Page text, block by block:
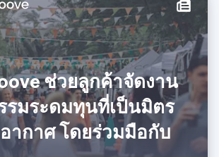
ช่วยลูกค้าจัดงาน
รมระดมทุนที่เป็นมิตร
ากาศ โดยร่วมมือกับ